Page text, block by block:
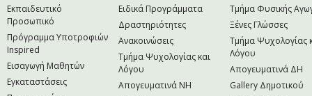
Εκπαιδευτικό
Προσωπικό
Πρόγραμμα Υποτροφιών
Inspired
Εισαγωγή Μαθητών
Εγκαταστάσεις
Ειδικά Προγράμματα
Δραστηριότητες
Ανακοινώσεις
Τμήμα Ψυχολογίας και
Λόγου
Απογευματινά NH
Τμήμα Φυσικής
Ξένες Γλώσσες
Τμήμα Ψυχολογίας
Λόγου
Απογευματινά ΔΗ
Gallery Δημοτικού